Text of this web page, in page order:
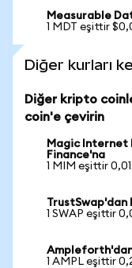
Measurable
1 MDT eşittir
Diğer kurları
Diğer kripto
coin'e çevirin
Magic Internet
Finance'na
1 MIM eşittir
TrustSwap'dan
1 SWAP eşittir
1 AMPL eşittir